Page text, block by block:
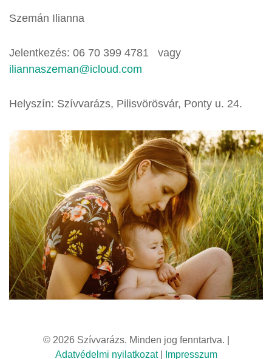
Szemán Ilianna
Jelentkezés: 06 70 399 4781 vagy
iliannaszeman@icloud.com
Helyszín: Szívvarázs, Pilisvörösvár, Ponty u. 24.
© 2026 Szívvarázs. Minden jog fenntartva. |
Adatvédelmi nyilatkozat| Impresszum